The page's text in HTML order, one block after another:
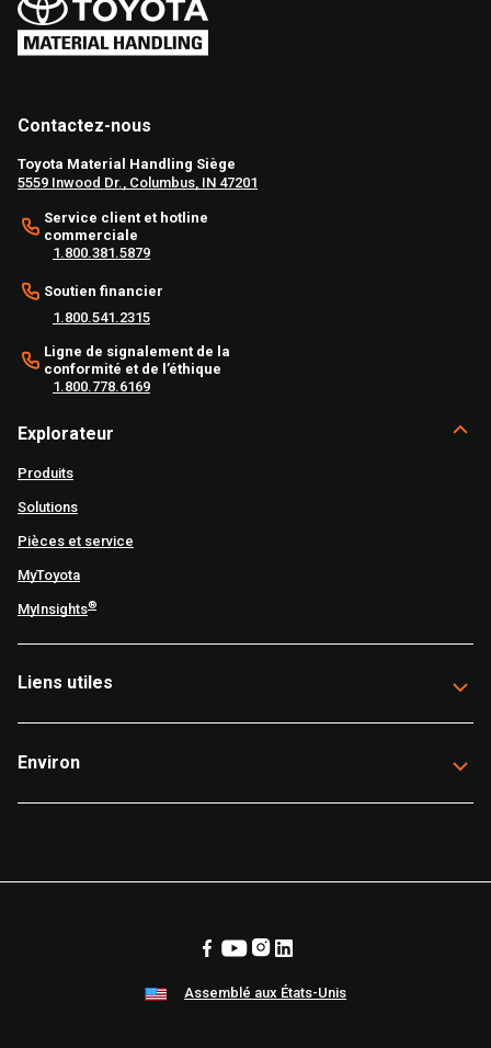
Contactez-nous
Toyota Material Handling Siège
5559 Inwood Dr., Columbus, IN 47201
Service client et hotline
commerciale
1.800.381.5879
Soutien financier
1.800.541.2315
Ligne de signalement de la
conformité et de l’éthique
1.800.778.6169
Explorateur
Produits
Solutions
Pièces et service
MyToyota
MyInsights®
Liens utiles
Environ
Assemblé aux États-Unis